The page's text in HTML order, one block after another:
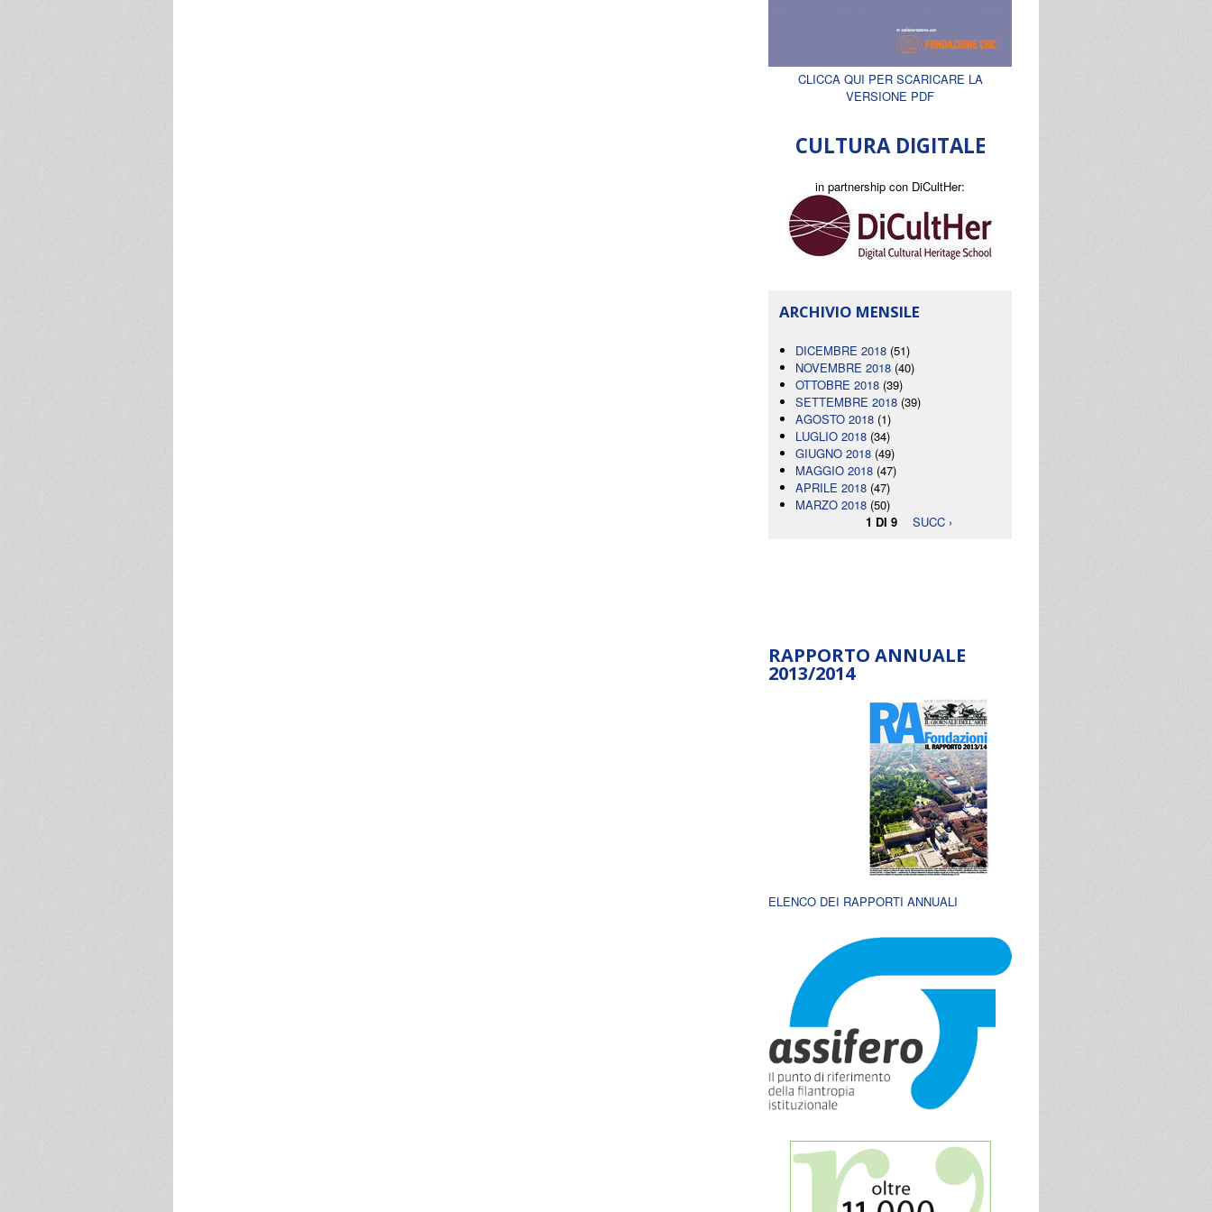
CLICCA QUI PER SCARICARE LA
VERSIONE PDF
CULTURA DIGITALE
in partnership con DiCultHer:
ARCHIVIO MENSILE
DICEMBRE 2018 (51)
NOVEMBRE 2018 (40)
OTTOBRE 2018 (39)
SETTEMBRE 2018 (39)
AGOSTO 2018 (1)
LUGLIO 2018 (34)
GIUGNO 2018 (49)
MAGGIO 2018 (47)
APRILE 2018 (47)
MARZO 2018 (50)
1 DI 9
SUCC ›
RAPPORTO ANNUALE
2013/2014
ELENCO DEI RAPPORTI ANNUALI